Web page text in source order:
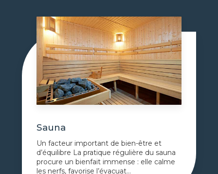
Sauna
Un facteur important de bien-être et
d’équilibre La pratique régulière du sauna
procure un bienfait immense : elle calme
les nerfs, favorise l’évacuat...